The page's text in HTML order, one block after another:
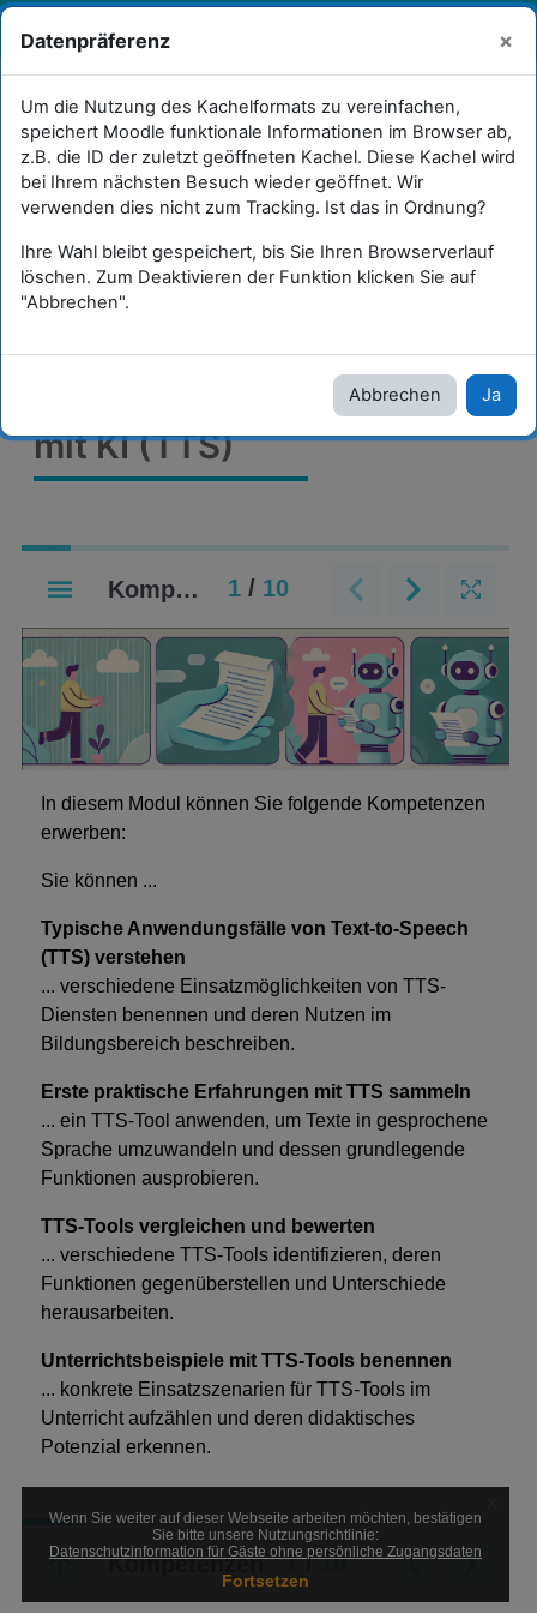
Zum Hauptinhalt
Selbstlernkurse für Lehrkräfte
Selbstlernkurs Generative Sprach-KI
Texte versprachlichen mit KI (TTS)
Texte versprachlichen mit KI (TTS)
Texte
mit KI (TTS)
Datenpräferenz ×
Um die Nutzung des Kachelformats zu vereinfachen,
speichert Moodle funktionale Informationen im Browser ab,
z.B. die ID der zuletzt geöffneten Kachel. Diese Kachel wird
bei Ihrem nächsten Besuch wieder geöffnet. Wir
verwenden dies nicht zum Tracking. Ist das in Ordnung?
Ihre Wahl bleibt gespeichert, bis Sie Ihren Browserverlauf
löschen. Zum Deaktivieren der Funktion klicken Sie auf
"Abbrechen".
Abbrechen Ja